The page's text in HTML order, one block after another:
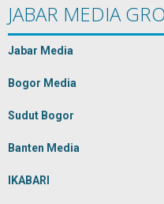
JABAR MEDIA
Jabar Media
Bogor Media
Sudut Bogor
Banten Media
IKABARI